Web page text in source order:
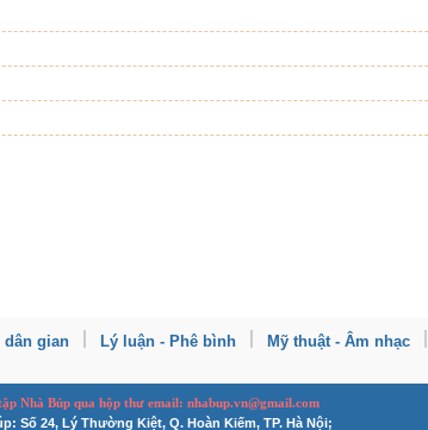
dân gian Lý luận - Phê bình Mỹ thuật - Âm nhạc
Nhà Búp qua hộp thư email: nhabup.vn@gmail.com
Số 24, Lý Thường Kiệt, Q. Hoàn Kiếm, TP. Hà Nội;